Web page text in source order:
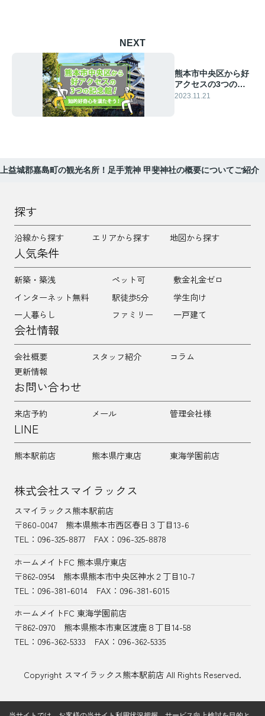
NEXT
熊本市中央区から好
アクセスの3つの記
念館！知的好奇心を
2023.11.21
上益城郡嘉島町の観光名所！足手荒神 甲斐神社の概要についてご紹介
探す
沿線から探す エリアから探す 地図から探す
人気条件
新築・築浅 ペット可
敷金礼金ゼロ
インターネット無料
駅徒歩5分
学生向け
一人暮らし
ファミリー 一戸建て
会社情報
会社概要 スタッフ紹介
コラム
更新情報
お問い合わせ
来店予約 メール 管理会社様
LINE
熊本駅前店 熊本県庁東店 東海学園前店
株式会社スマイラックス
スマイラックス熊本駅前店
〒860-0047
熊本県熊本市西区春日３丁目13-6
TEL： 096-325-8877
FAX：096-325-8878
ホームメイトFC 熊本県庁東店
〒862-0954
熊本県熊本市中央区神水２丁目10-7
TEL：096-381-6014
FAX：096-381-6015
ホームメイトFC 東海学園前店
〒862-0970
熊本県熊本市東区渡鹿８丁目14-58
TEL： 096-362-5333 FAX：096-362-5335
Copyright スマイラックス熊本駅前店 All Rights Reserved.